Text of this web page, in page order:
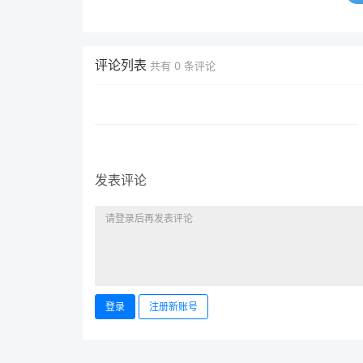
评论列表 共有 0 条评论
发表评论
登录 注册新账号